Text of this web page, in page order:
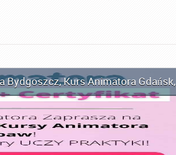
Bydgoszcz,Kurs Animatora Gdańsk,